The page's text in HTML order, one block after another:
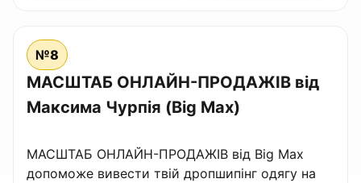
№8
МАСШТАБ ОНЛАЙН-ПРОДАЖІВ від
Максима Чурпія (Big Max)
МАСШТАБ ОНЛАЙН-ПРОДАЖІВ від Big Max
допоможе вивести твій дропшипінг одягу на